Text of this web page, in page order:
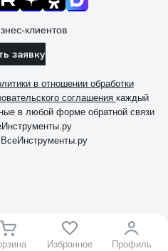
Избранное Профиль
клиентов
заявку
в отношении обработки
соглашения каждый
в любой форме обратной связи